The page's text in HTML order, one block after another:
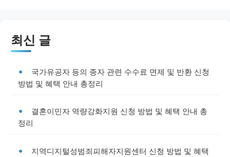
최신 글
국가유공자 등의 종자 관련 수수료 면제 및 반환 신청
방법 및 혜택 안내 총정리
결혼이민자 역량강화지원 신청 방법 및 혜택 안내 총
정리
지역디지털성범죄피해자지원센터 신청 방법 및 혜택